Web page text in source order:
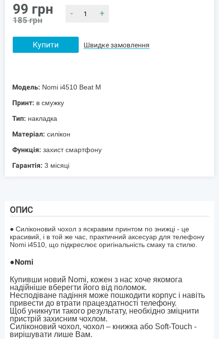
99 грн
185 грн
- +
Купити Швидке замовлення
Модель: Nomi i4510 Beat M
Принт: в смужку
Тип: накладка
Матеріал: силікон
Функція: захист смартфону
Гарантія: 3 місяці
ОПИС
● Силіконовий чохол з яскравим принтом по знижці - це
красивий, і в той же час, практичний аксесуар для телефону
Nomi i4510, що підкреслює оригінальність смаку та стилю.
●Nomi
Купивши новий Nomi, кожен з нас хоче якомога
надійніше вберегти його від поломок.
Несподіване падіння може пошкодити корпус і навіть
привести до втрати працездатності телефону.
Щоб уникнути такого результату, необхідно зміцнити
пристрій захисним чохлом.
Силіконовий чохол, чохол – книжка або Soft-Touch -
вирішувати лише Вам.